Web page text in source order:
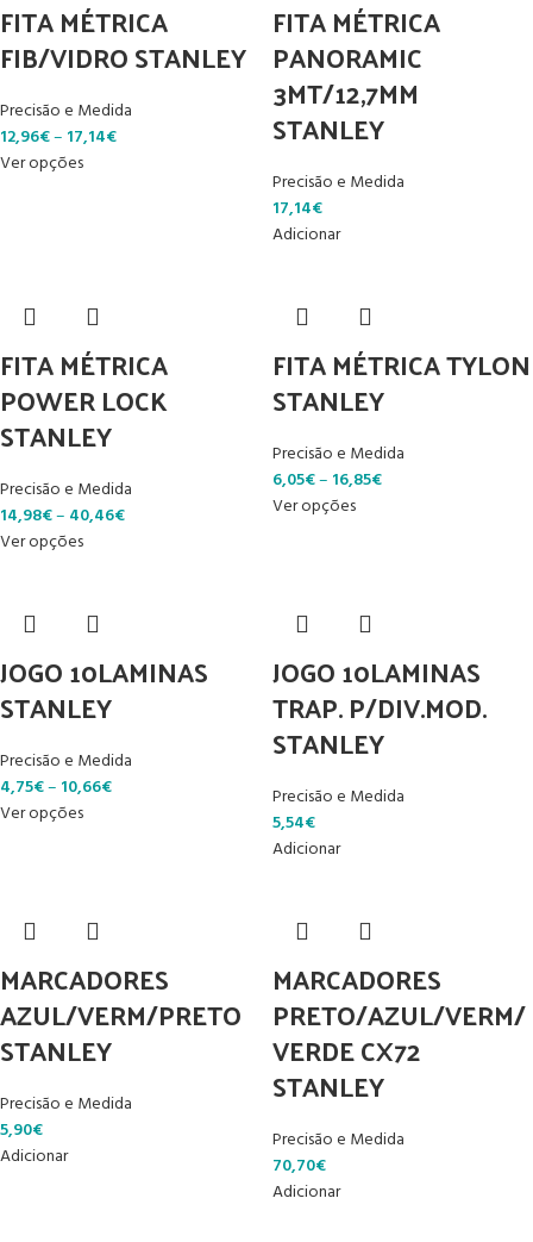
FITA MÉTRICA
FIB/VIDRO STANLEY
Precisão e Medida
12,96€– 17,14€
Ver opções
FITA MÉTRICA
PANORAMIC
3MT/12,7MM
STANLEY
Precisão e Medida
17,14€
Adicionar
FITA MÉTRICA
POWER LOCK
STANLEY
Precisão e Medida
14,98€– 40,46€
Ver opções
FITA MÉTRICA TYLON
STANLEY
Precisão e Medida
6,05€– 16,85€
Ver opções
JOGO 10LAMINAS
STANLEY
Precisão e Medida
4,75€– 10,66€
Ver opções
JOGO 10LAMINAS
TRAP. P/DIV.MOD.
STANLEY
Precisão e Medida
5,54€
Adicionar
MARCADORES
AZUL/VERM/PRETO
STANLEY
Precisão e Medida
5,90€
Adicionar
MARCADORES
PRETO/AZUL/VERM/
VERDE CX72
STANLEY
Precisão e Medida
70,70€
Adicionar